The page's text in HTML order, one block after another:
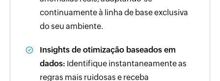
continuamente à linha de base exclusiva
do seu ambiente.
Insights de otimização baseados em
dados: Identifique instantaneamente as
regras mais ruidosas e receba